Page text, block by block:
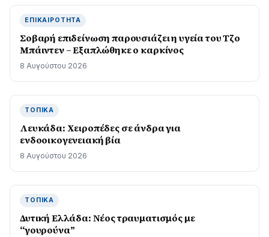
ΕΠΙΚΑΙΡΌΤΗΤΑ
Σοβαρή επιδείνωση παρουσιάζει η υγεία του Τζο
Μπάιντεν – Εξαπλώθηκε ο καρκίνος
8 Αυγούστου 2026
ΤΟΠΙΚΆ
Λευκάδα: Χειροπέδες σε άνδρα για
ενδοοικογενειακή βία
8 Αυγούστου 2026
ΤΟΠΙΚΆ
Δυτική Ελλάδα: Νέος τραυματισμός με
“γουρούνα”